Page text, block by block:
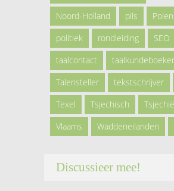
Noord-Holland
pils
Polen
politiek
rondleiding SEO
taalcontact
Talensteller
tekstschrijver
Texel
Tsjechisch
Tsjechië
Vlaams
Waddeneilanden
Discussieer mee!